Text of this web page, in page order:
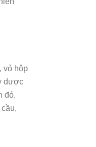
vỏ hộp
dược
đó,